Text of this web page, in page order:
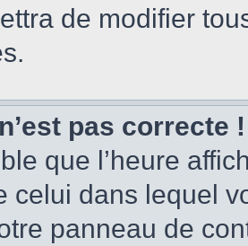
de modifier
pas correcte !
que l’heure
celui dans lequel
panneau de